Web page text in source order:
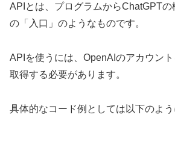
APIとは、プログラムからChatGPT
の「入口」のようなものです。
APIを使うには、OpenAIのアカウン
取得する必要があります。
具体的なコード例としては以下のよう